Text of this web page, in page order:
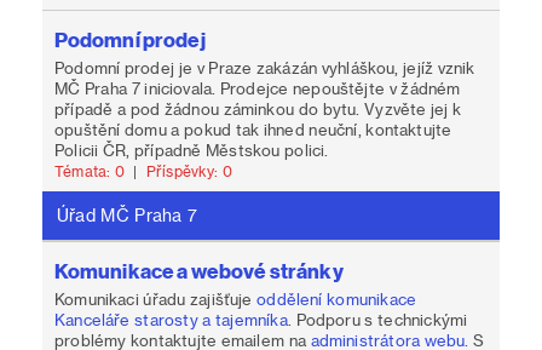
Podomní prodej
Podomní prodej je v Praze zakázán vyhláškou, jejíž vznik
MČ Praha 7 iniciovala. Prodejce nepouštějte v žádném
případě a pod žádnou záminkou do bytu. Vyzvěte jej k
opuštění domu a pokud tak ihned neuční, kontaktujte
Policii ČR, případně Městskou polici.
Témata: 0 | Příspěvky: 0
Úřad MČ Praha 7
Komunikace a webové stránky
Komunikaci úřadu zajišťujeoddělení komunikace
Kanceláře starosty a tajemníka. Podporu s technickými
problémy kontaktujte emailem na administrátora webu. S